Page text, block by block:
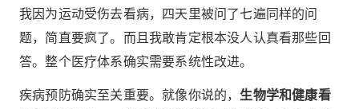
我因为运动受伤去看病，四天里被问了七遍同样的问
题，简直要疯了。而且我敢肯定根本没人认真看那些回
答。整个医疗体系确实需要系统性改进。
疾病预防确实至关重要。就像你说的， 生物学和健康看